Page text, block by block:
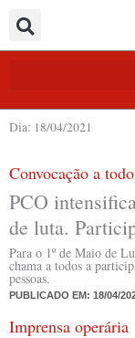
para
o
Dia: 18/04/2021
Convocação a
PCO
de luta.
Para o 1º de Maio de
chama a todos a
pessoas.
PUBLICADO EM: 18/04/
Imprensa operária